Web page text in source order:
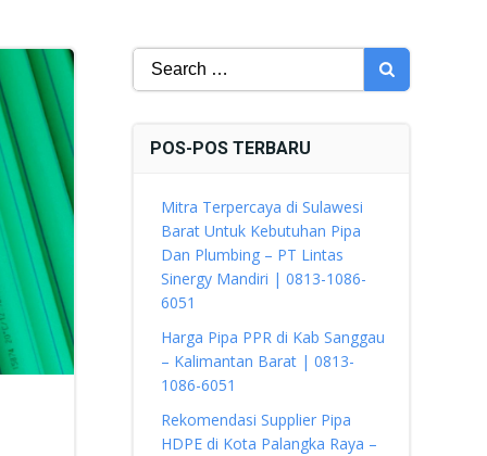
Search
POS-POS TERBARU
Mitra Terpercaya di Sulawesi
Barat Untuk Kebutuhan Pipa
Dan Plumbing – PT Lintas
Sinergy Mandiri | 0813-1086-
6051
Harga Pipa PPR di Kab Sanggau
– Kalimantan Barat | 0813-
1086-6051
Rekomendasi Supplier Pipa
HDPE di Kota Palangka Raya –